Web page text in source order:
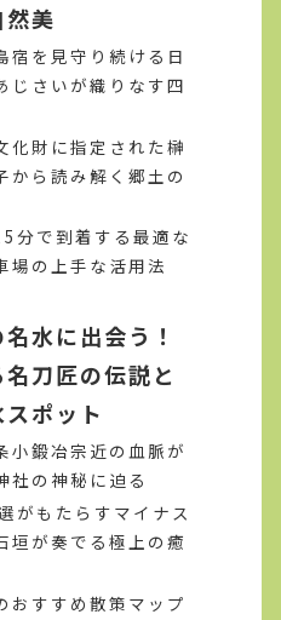
美
宿を見守り続ける日
じさいが織りなす四
化財に指定された榊
から読み解く郷土の
分で到着する最適な
場の上手な活用法
水に出会う！
刀匠の伝説と
ポット
小鍛冶宗近の血脈が
社の神秘に迫る
がもたらすマイナス
垣が奏でる極上の癒
おすすめ散策マップ